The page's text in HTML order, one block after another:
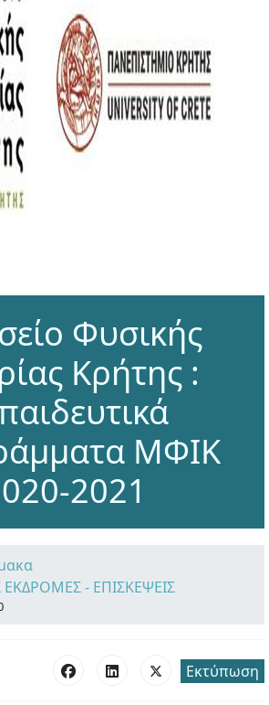
Φυσικής
Κρήτης :
ΜΦΙΚ
2021
ΕΚΔΡΟΜΕΣ - ΕΠΙΣΚΕΨΕΙΣ
Εκτύπωση